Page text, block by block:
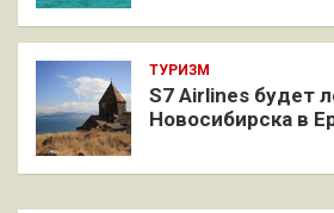
ТУРИЗМ
S7 Airlines будет
Новосибирска в